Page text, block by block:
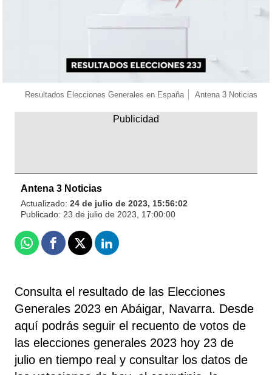
Resultados Elecciones Generales en España Antena 3 Noticias
Antena 3 Noticias
Actualizado: 24 de julio de 2023, 15:56:02
Publicado: 23 de julio de 2023, 17:00:00
WhatsappFacebook
X Linkedin
Consulta el resultado de las Elecciones
Generales 2023 en Abáigar, Navarra. Desde
aquí podrás seguir el recuento de votos de
las elecciones generales 2023 hoy 23 de
julio en tiempo real y consultar los datos de